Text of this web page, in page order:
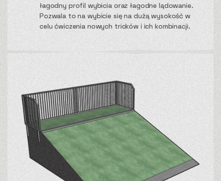
łagodny profil wybicia oraz łagodne lądowanie.
Pozwala to na wybicie się na dużą wysokość w
celu ćwiczenia nowych tricków i ich kombinacji.